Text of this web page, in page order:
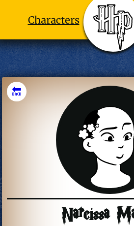
Characters
🔙
Narcissa